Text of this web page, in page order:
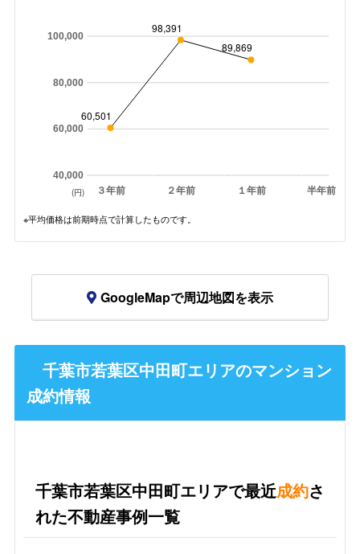
３年前 ２年前 １年前 半年前
40,000
60,000
80,000
100,000
60,501
98,391
89,869
(円)
※平均価格は前期時点で計算したものです。
GoogleMapで周辺地図を表示
千葉市若葉区中田町エリアのマンション
成約情報
千葉市若葉区中田町エリアで最近成約さ
れた不動産事例一覧